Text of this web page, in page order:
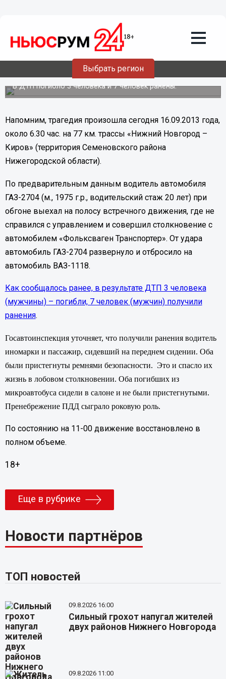
Выбрать регион
Стали известны подробности
страшной аварии в Семеновском
районе Нижегородской области
восстановлено
В ДТП погибло 3 человека и 7 человек ранены.
Напомним, трагедия произошла сегодня 16.09.2013 года,
около 6.30 час. на 77 км. трассы «Нижний Новгород –
Киров» (территория Семеновского района
Нижегородской области).
По предварительным данным водитель автомобиля
ГАЗ-2704 (м., 1975 г.р., водительский стаж 20 лет) при
обгоне выехал на полосу встречного движения, где не
справился с управлением и совершил столкновение с
автомобилем «Фольксваген Транспортер». От удара
автомобиль ГАЗ-2704 развернуло и отбросило на
автомобиль ВАЗ-1118.
Как сообщалось ранее, в результате ДТП 3 человека
(мужчины) – погибли, 7 человек (мужчин) получили
ранения.
Госавтоинспекция уточняет, что получили ранения водитель
иномарки и пассажир, сидевший на переднем сидении. Оба
были пристегнуты ремнями безопасности. Это и спасло их
жизнь в лобовом столкновении. Оба погибших из
микроавтобуса сидели в салоне и не были пристегнутыми.
Пренебрежение ПДД сыграло роковую роль.
По состоянию на 11-00 движение восстановлено в
полном объеме.
18+
Еще в рубрике
Новости партнёров
ТОП новостей
09.8.2026 16:00
Сильный грохот напугал жителей
двух районов Нижнего Новгорода
09.8.2026 11:00